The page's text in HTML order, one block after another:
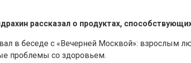
рассказал о продуктах,
в беседе с «Вечерней Москвой»: взрослым
проблемы со здоровьем.